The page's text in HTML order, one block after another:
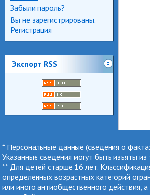
Забыли пароль?
Вы не зарегистрированы.
Регистрация
Экспорт RSS
* Персональные данные (сведения о
Указанные сведения могут быть изъяты
** Для детей старше 16 лет.
определенных возрастных категорий
или иного антиобщественного действия,